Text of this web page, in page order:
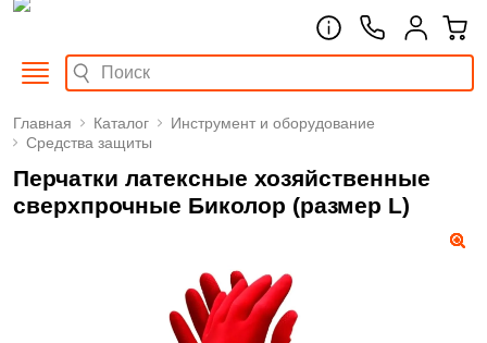
Главная Каталог
Инструмент и оборудование
Средства защиты
Перчатки латексные хозяйственные
сверхпрочные Биколор (размер L)